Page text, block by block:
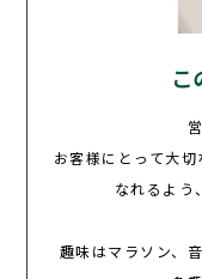
こ
お客様にとって大
なれるよう
趣味はマラソン、